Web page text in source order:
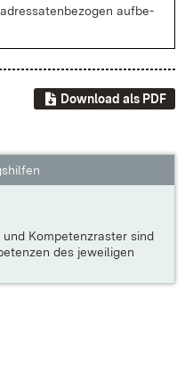
auf­be­
Download als PDF
Kompetenzraster sind
des jeweiligen